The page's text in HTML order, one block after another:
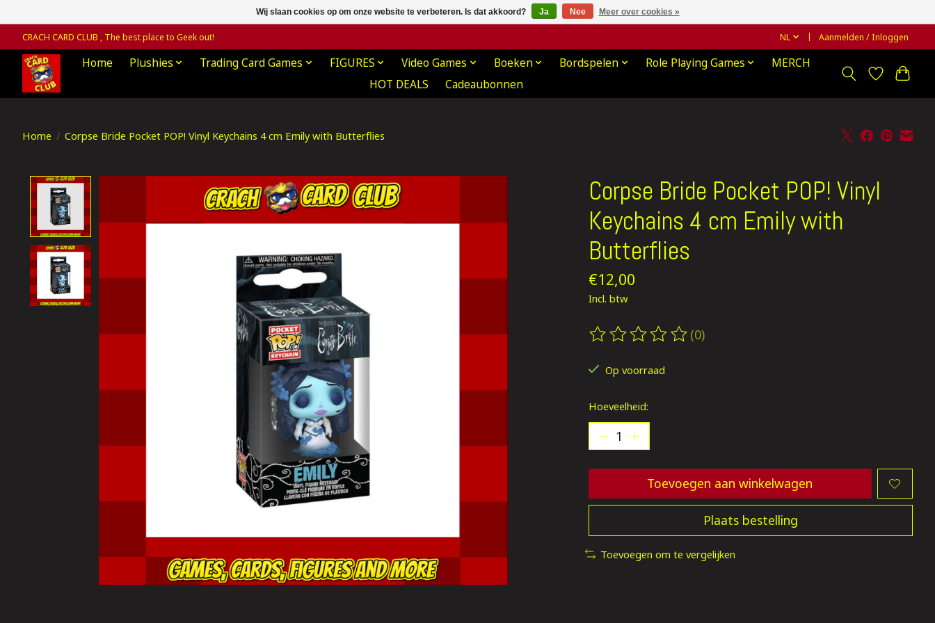
CRACH CARD CLUB , The best place to Geek out! NL Aanmelden / Inloggen
Home Plushies Trading Card Games FIGURES Video Games Boeken Bordspelen Role Playing Games
MERCH
HOT DEALS
Cadeaubonnen
Home / Corpse Bride Pocket POP! Vinyl Keychains 4 cm Emily with Butterflies
Product image slideshow Items
Corpse Bride Pocket POP! Vinyl
Keychains 4 cm Emily with
Butterflies
€12,00
Incl. btw
De beoordeling van dit product is
(0)
Op voorraad
Hoeveelheid:
Toevoegen aan winkelwagen
Plaats bestelling
Toevoegen om te vergelijken
Wij slaan cookies op om onze website te verbeteren. Is dat akkoord? Ja Nee Meer over cookies »